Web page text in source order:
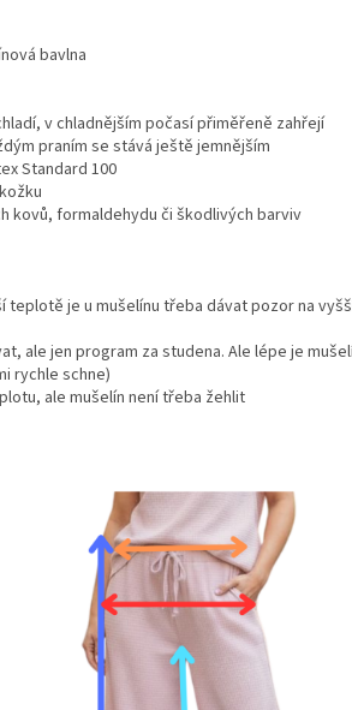
bavlna
v chladnějším počasí přiměřeně zahřejí
praním se stává ještě jemnějším
Standard 100
kovů, formaldehydu či škodlivých barviv
teplotě je u mušelínu třeba dávat pozor na
ale jen program za studena. Ale lépe je
rychle schne)
ale mušelín není třeba žehlit